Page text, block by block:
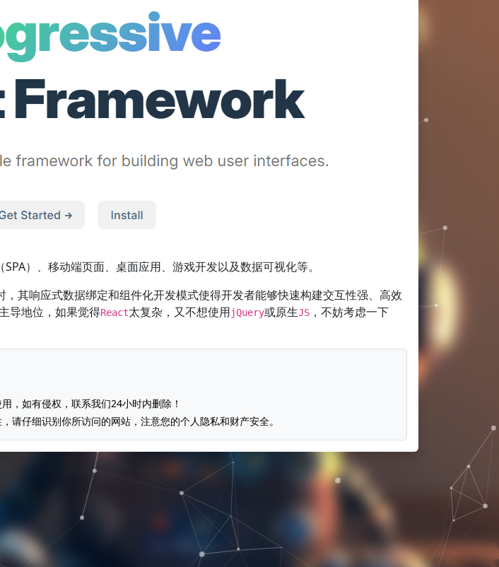
）、移动端页面、桌面应用、游戏开发以及数据可视化等。
其响应式数据绑定和组件化开发模式使得开发者能够快速构建交互性强、高效
导地位，如果觉得React太复杂，又不想使用jQuery或原生JS ，不妨考虑一下
，如有侵权，联系我们24小时内删除！
请仔细识别你所访问的网站，注意您的个人隐私和财产安全。